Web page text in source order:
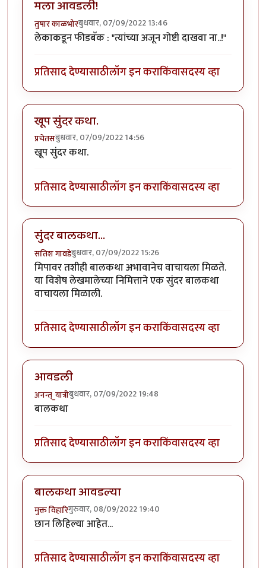
मला आवडली!
तुषार काळभोरबुधवार, 07/09/2022 13:46
लेकाकडून फीडबॅक : "त्यांच्या अजून गोष्टी दाखवा ना..!"
प्रतिसाद देण्यासाठीलॉग इन कराकिंवासदस्य व्हा
खूप सुंदर कथा.
प्रचेतसबुधवार, 07/09/2022 14:56
खूप सुंदर कथा.
प्रतिसाद देण्यासाठीलॉग इन कराकिंवासदस्य व्हा
सुंदर बालकथा...
सतिश गावडेबुधवार, 07/09/2022 15:26
मिपावर तशीही बालकथा अभावानेच वाचायला मिळते.
या विशेष लेखमालेच्या निमित्ताने एक सुंदर बालकथा
वाचायला मिळाली.
प्रतिसाद देण्यासाठीलॉग इन कराकिंवासदस्य व्हा
आवडली
अनन्त्_यात्रीबुधवार, 07/09/2022 19:48
बालकथा
प्रतिसाद देण्यासाठीलॉग इन कराकिंवासदस्य व्हा
बालकथा आवडल्या
मुक्त विहारिगुरुवार, 08/09/2022 19:40
छान लिहिल्या आहेत...
प्रतिसाद देण्यासाठीलॉग इन कराकिंवासदस्य व्हा